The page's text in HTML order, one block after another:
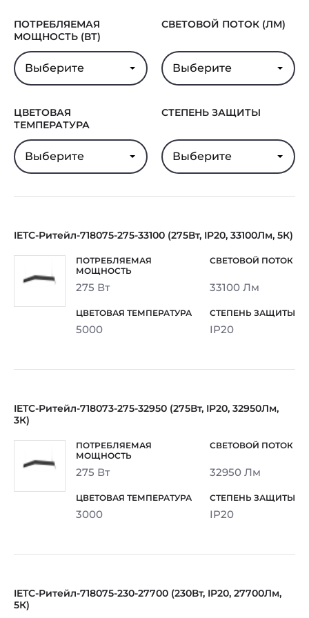
ПОТРЕБЛЯЕМАЯ
МОЩНОСТЬ (ВТ)
Выберите
СВЕТОВОЙ ПОТОК (ЛМ)
Выберите
ЦВЕТОВАЯ
ТЕМПЕРАТУРА
Выберите
СТЕПЕНЬ ЗАЩИТЫ
Выберите
IETC-Ритейл-718075-275-33100 (275Вт, IP20, 33100Лм, 5К)
275 Вт 33100 Лм
5000 IP20
IETC-Ритейл-718073-275-32950 (275Вт, IP20, 32950Лм,
3К)
275 Вт 32950 Лм
3000 IP20
IETC-Ритейл-718075-230-27700 (230Вт, IP20, 27700Лм,
5К)